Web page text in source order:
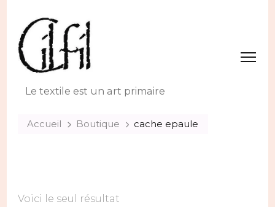
Le textile est un art primaire
Accueil Boutique cache epaule
Voici le seul résultat